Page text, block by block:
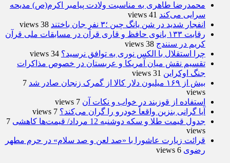
محمدرضا طاهری به مناسبت ولادت پیامبر اکرم(ص) مدیحه
سرایی می‌کند 41 views
انفجار شدید در شن یانگ چین ؛۳ نفر جان باختند
38 views
رقابت ۱۳۳ بانوی حافظ و قاری قرآن در مسابقات ملی قرآن
کریم در سنندج 38 views
چرا استقلال با الکس نوری به توافق نرسید؟ 34 views
تقسیم نقش میان آمریکا و عربستان در خصوص مذاکرات
جنگ اوکراین 31 views
بیش از ۱۶۹ میلیون دلار کالا از گمرک زنجان صادر شد
7
views
استفاده از قوزبند در خواب و نکات آن 7 views
آیا گرانی بنزین واقعاً خودرو را گران می‌کند؟ 7 views
جدول قیمت طلا و سکه دوشنبه 12 مرداد/ قیمت‌ها کاهشی
7
views
قرائت زیارت عاشورا با «صد لعن و صد سلام» در حرم مطهر
رضوی 6 views